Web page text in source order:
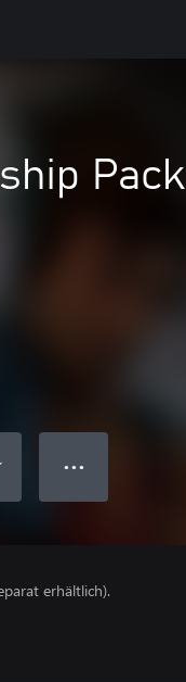
Pack
● ● ●
erhältlich).